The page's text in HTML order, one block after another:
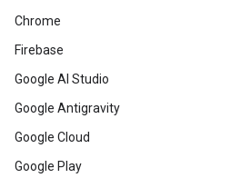
Chrome
Firebase
Google AI Studio
Google Antigravity
Google Cloud
Google Play